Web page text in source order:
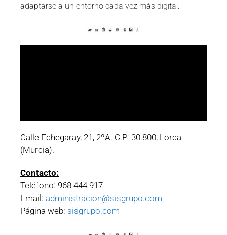
adaptarse a un entorno cada vez más digital.
Calle Echegaray, 21, 2ºA. C.P: 30.800, Lorca
(Murcia).
Contacto:
Teléfono: 968 444 917
Email: administracion@sisgrupo.com
Página web: sisgrupo.com